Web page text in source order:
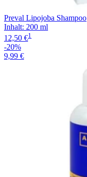
Preval Lipojoba Shampoo
Inhalt: 200 ml
12,50 €1
-20%
9,99 €